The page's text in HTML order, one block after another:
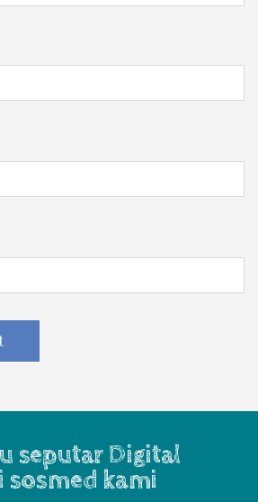
seputar Digital
sosmed kami